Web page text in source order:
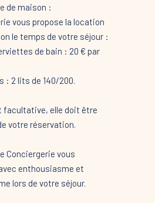
de maison :
vous propose la location
le temps de votre séjour :
de bain : 20 € par
: 2 lits de 140/200.
facultative, elle doit être
votre réservation.
Conciergerie vous
enthousiasme et
lors de votre séjour.